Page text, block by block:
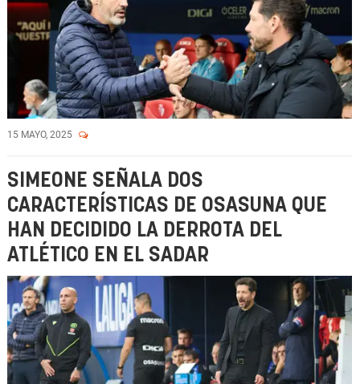
15 MAYO, 2025
SIMEONE SEÑALA DOS
CARACTERÍSTICAS DE OSASUNA QUE
HAN DECIDIDO LA DERROTA DEL
ATLÉTICO EN EL SADAR